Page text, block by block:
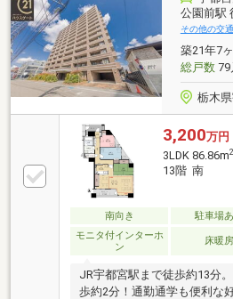
公園前駅
その他の交通
築21年7
総戸数79
栃木
3,200万円
3LDK 86.86m2
13階 南
南向き 駐車場
モニタ付インターホ
ン
床暖房
JR宇都宮駅まで徒歩約13分
歩約2分！通勤通学も便利な